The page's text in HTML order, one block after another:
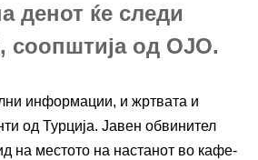
денот ќе следи
соопштија од ОЈО.
информации, и жртвата и
од Турција. Јавен обвинител
на местото на настанот во кафе-